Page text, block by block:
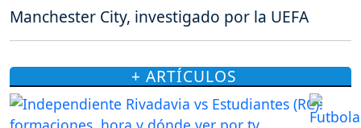
Manchester City, investigado por la UEFA
+ ARTÍCULOS